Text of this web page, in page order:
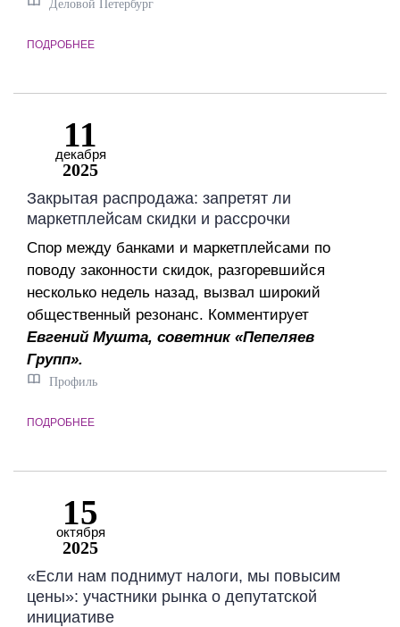
Деловой Петербург
ПОДРОБНЕЕ
11
декабря
2025
Закрытая распродажа: запретят ли
маркетплейсам скидки и рассрочки
Спор между банками и маркетплейсами по
поводу законности скидок, разгоревшийся
несколько недель назад, вызвал широкий
общественный резонанс. Комментирует
Евгений Мушта, советник «Пепеляев
Групп».
Профиль
ПОДРОБНЕЕ
15
октября
2025
«Если нам поднимут налоги, мы повысим
цены»: участники рынка о депутатской
инициативе